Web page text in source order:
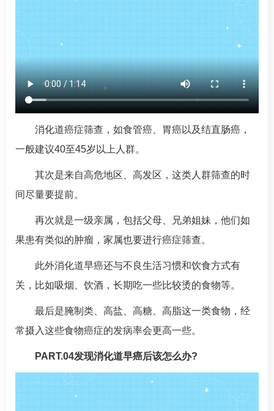
消化道癌症筛查，如食管癌、胃癌以及结直肠癌，
一般建议40至45岁以上人群。
其次是来自高危地区、高发区，这类人群筛查的时
间尽量要提前。
再次就是一级亲属，包括父母、兄弟姐妹，他们如
果患有类似的肿瘤，家属也要进行癌症筛查。
此外消化道早癌还与不良生活习惯和饮食方式有
关，比如吸烟、饮酒，长期吃一些比较烫的食物等。
最后是腌制类、高盐、高糖、高脂这一类食物，经
常摄入这些食物癌症的发病率会更高一些。
PART.04发现消化道早癌后该怎么办?